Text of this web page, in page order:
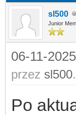
sl500
Junior
06-11-
przez sl500
Po